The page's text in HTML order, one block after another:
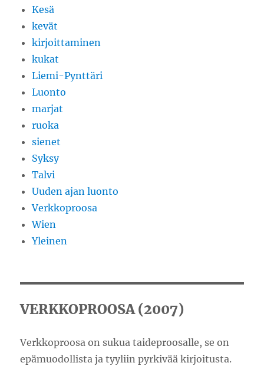
Kesä
kevät
kirjoittaminen
kukat
Liemi-Pynttäri
Luonto
marjat
ruoka
sienet
Syksy
Talvi
Uuden ajan luonto
Verkkoproosa
Wien
Yleinen
VERKKOPROOSA (2007)
Verkkoproosa on sukua taideproosalle, se on
epämuodollista ja tyyliin pyrkivää kirjoitusta.